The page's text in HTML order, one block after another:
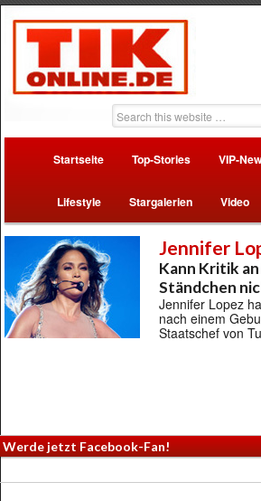
Startseite Top-Stories VIP-
Lifestyle Stargalerien Video
Jennifer
Kann Kritik
Ständchen
Jennifer Lopez
nach einem
Staatschef von
Werde jetzt Facebook-Fan!